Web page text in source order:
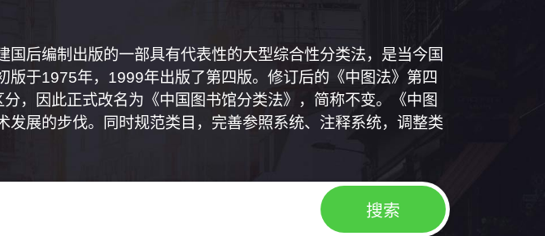
后编制出版的一部具有代表性的大型综合性分类法，是当今国
于1975年，1999年出版了第四版。修订后的《中图法》第四
，因此正式改名为《中国图书馆分类法》，简称不变。《中图
展的步伐。同时规范类目，完善参照系统、注释系统，调整类